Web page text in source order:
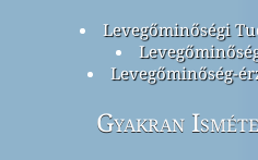
Levegőminőségi
Levegőminőség-
Gyakran